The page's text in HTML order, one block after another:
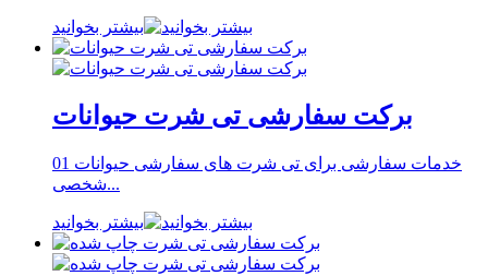
بیشتر بخوانید
برکت سفارشی تی شرت حیوانات
خدمات سفارشی برای تی شرت های سفارشی حیوانات 01
شخصی...
بیشتر بخوانید